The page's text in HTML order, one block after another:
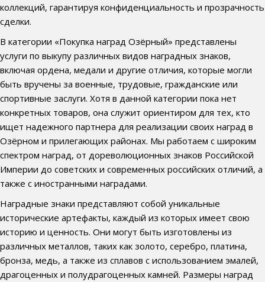
коллекций, гарантируя конфиденциальность и прозрачность
сделки.
В категории «Покупка наград Озёрный» представлены
услуги по выкупу различных видов наградных знаков,
включая ордена, медали и другие отличия, которые могли
быть вручены за военные, трудовые, гражданские или
спортивные заслуги. Хотя в данной категории пока нет
конкретных товаров, она служит ориентиром для тех, кто
ищет надежного партнера для реализации своих наград в
Озёрном и прилегающих районах. Мы работаем с широким
спектром наград, от дореволюционных знаков Российской
Империи до советских и современных российских отличий, а
также с иностранными наградами.
Наградные знаки представляют собой уникальные
исторические артефакты, каждый из которых имеет свою
историю и ценность. Они могут быть изготовлены из
различных металлов, таких как золото, серебро, платина,
бронза, медь, а также из сплавов с использованием эмалей,
драгоценных и полудрагоценных камней. Размеры наград